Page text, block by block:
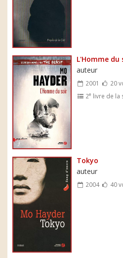
L'Homme du
auteur
2001 20
2e livre de la
Tokyo
auteur
2004 40